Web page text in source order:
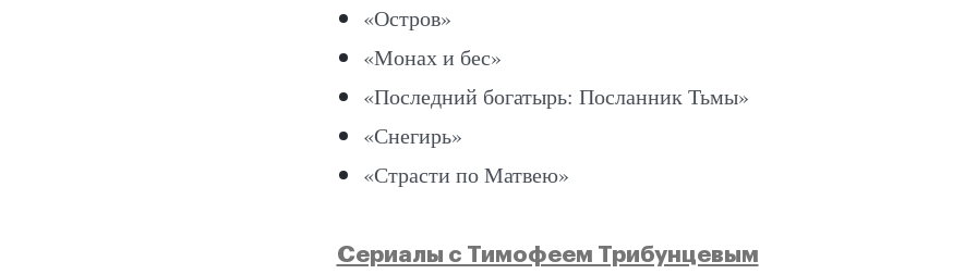
«Остров»
«Монах и бес»
«Последний богатырь: Посланник Тьмы»
«Снегирь»
«Страсти по Матвею»
Сериалы с Тимофеем Трибунцевым